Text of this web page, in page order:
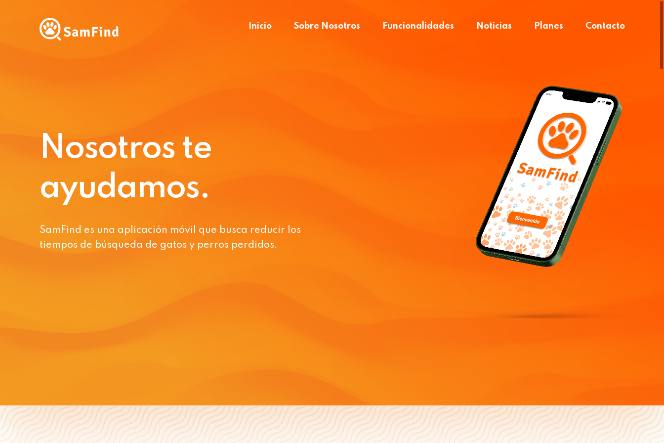
Inicio Sobre Nosotros Funcionalidades Noticias Planes Contacto
Nosotros te
ayudamos.
SamFind es una aplicación móvil que busca reducir los
tiempos de búsqueda de gatos y perros perdidos.